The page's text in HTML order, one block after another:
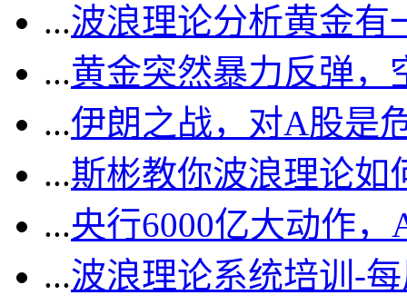
...波浪理论分析黄金有
...黄金突然暴力反弹，
...伊朗之战，对A股是
...斯彬教你波浪理论如
...央行6000亿大动作
...波浪理论系统培训-